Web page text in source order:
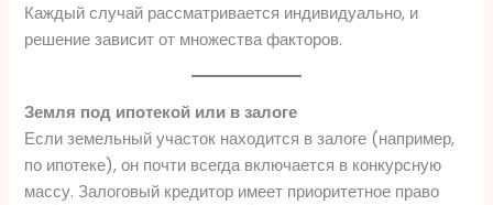
Каждый случай рассматривается индивидуально, и
решение зависит от множества факторов.
Земля под ипотекой или в залоге
Если земельный участок находится в залоге (например,
по ипотеке), он почти всегда включается в конкурсную
массу. Залоговый кредитор имеет приоритетное право